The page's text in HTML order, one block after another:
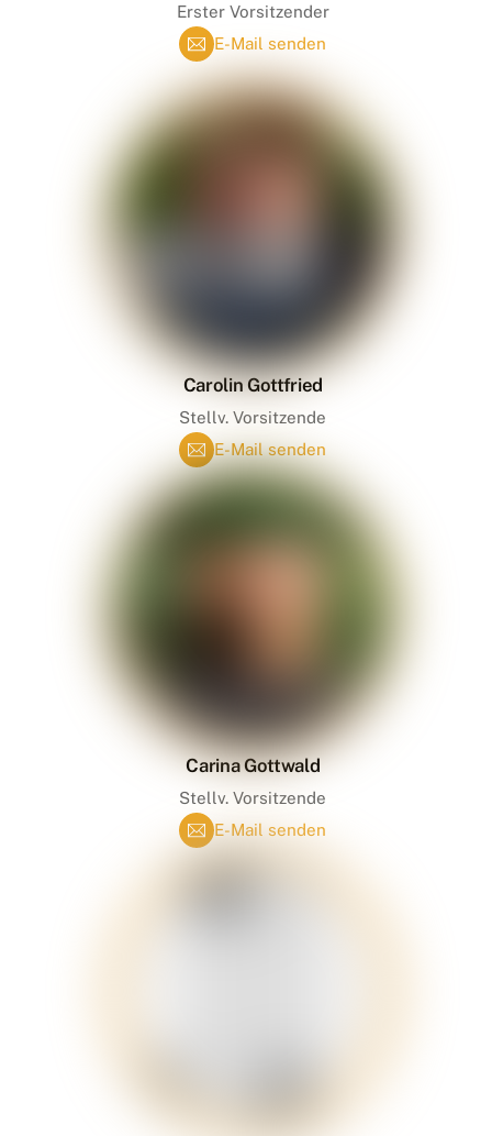
Erster Vorsitzender
E-Mail senden
Carolin Gottfried
Stellv. Vorsitzende
E-Mail senden
Carina Gottwald
Stellv. Vorsitzende
E-Mail senden